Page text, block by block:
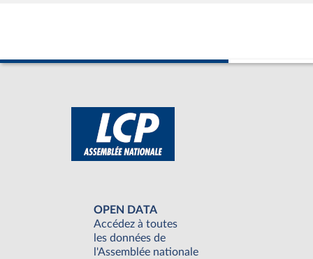
OPEN DATA
Accédez à toutes
les données de
l'Assemblée nationale